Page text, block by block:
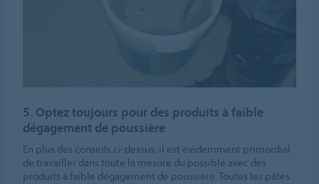
5. Optez toujours pour des produits à faible
dégagement de poussière
En plus des conseils ci-dessus, il est évidemment primordial
de travailler dans toute la mesure du possible avec des
produits à faible dégagement de poussière. Toutes les pâtes